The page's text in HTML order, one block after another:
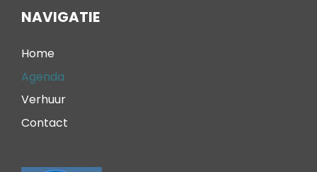
NAVIGATIE
Home
Agenda
Verhuur
Contact